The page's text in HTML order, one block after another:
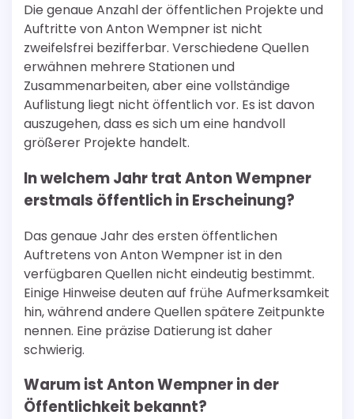
Die genaue Anzahl der öffentlichen Projekte und
Auftritte von Anton Wempner ist nicht
zweifelsfrei bezifferbar. Verschiedene Quellen
erwähnen mehrere Stationen und
Zusammenarbeiten, aber eine vollständige
Auflistung liegt nicht öffentlich vor. Es ist davon
auszugehen, dass es sich um eine handvoll
größerer Projekte handelt.
In welchem Jahr trat Anton Wempner
erstmals öffentlich in Erscheinung?
Das genaue Jahr des ersten öffentlichen
Auftretens von Anton Wempner ist in den
verfügbaren Quellen nicht eindeutig bestimmt.
Einige Hinweise deuten auf frühe Aufmerksamkeit
hin, während andere Quellen spätere Zeitpunkte
nennen. Eine präzise Datierung ist daher
schwierig.
Warum ist Anton Wempner in der
Öffentlichkeit bekannt?